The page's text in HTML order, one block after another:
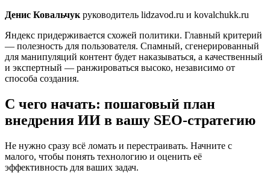
Денис Ковальчук руководитель lidzavod.ru и kovalchukk.ru
Яндекс придерживается схожей политики. Главный критерий
— полезность для пользователя. Спамный, сгенерированный
для манипуляций контент будет наказываться, а качественный
и экспертный — ранжироваться высоко, независимо от
способа создания.
С чего начать: пошаговый план
внедрения ИИ в вашу SEO-стратегию
Не нужно сразу всё ломать и перестраивать. Начните с
малого, чтобы понять технологию и оценить её
эффективность для ваших задач.